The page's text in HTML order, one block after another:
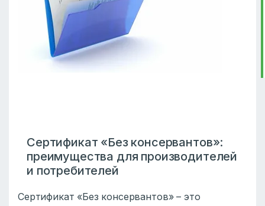
Сертификат «Без консервантов»:
преимущества для производителей
и потребителей
Сертификат «Без консервантов» – это